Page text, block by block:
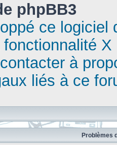
phpBB3
ce logiciel
X
à
liés à ce
Problèmes